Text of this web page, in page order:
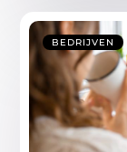
BEDRIJVEN